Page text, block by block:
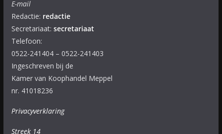
E-mail
Redactie: redactie
Secretariaat: secretariaat
Telefoon:
0522-241404 – 0522-241403
Ingeschreven bij de
Kamer van Koophandel Meppel
nr. 41018236
Privacyverklaring
Streek 14